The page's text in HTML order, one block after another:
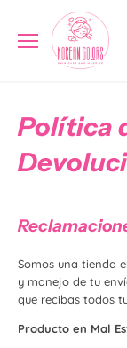
contenido
Política
Somos una tienda
y manejo de tu
que recibas todos
Producto en Mal